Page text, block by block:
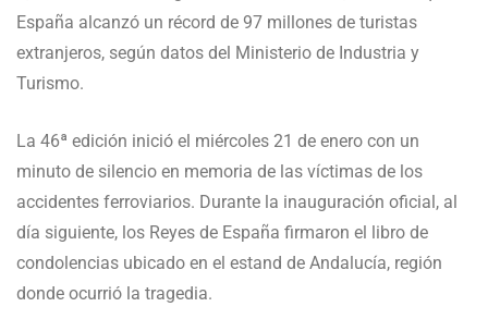
España alcanzó un récord de 97 millones de turistas
extranjeros, según datos del Ministerio de Industria y
Turismo.
La 46ª edición inició el miércoles 21 de enero con un
minuto de silencio en memoria de las víctimas de los
accidentes ferroviarios. Durante la inauguración oficial, al
día siguiente, los Reyes de España firmaron el libro de
condolencias ubicado en el estand de Andalucía, región
donde ocurrió la tragedia.